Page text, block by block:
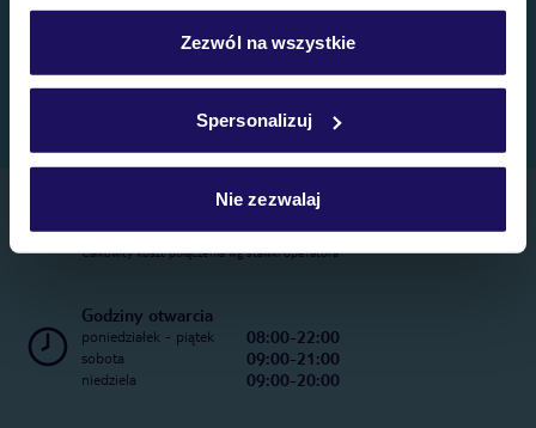
personalizować swój wybór wchodząc w zakładkę
Szczegółowe informacje o plikach cookie znajdziesz
Zezwól na wszystkie
Spersonalizuj
Nie zezwalaj
Telefoniczne Centrum Rezerwacji
22 270 31 20
Całkowity koszt połączenia wg stawki operatora
Godziny otwarcia
poniedziałek - piątek 08:00-22:00
sobota 09:00-21:00
niedziela 09:00-20:00